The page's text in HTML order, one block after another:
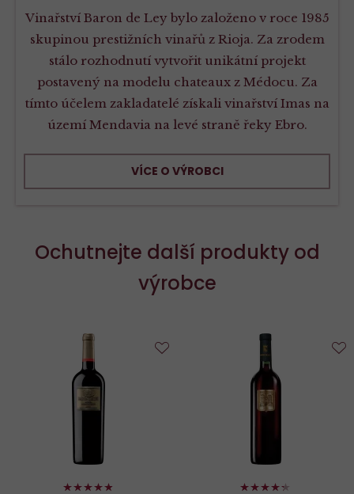
Vinařství Baron de Ley bylo založeno v roce 1985
skupinou prestižních vinařů z Rioja. Za zrodem
stálo rozhodnutí vytvořit unikátní projekt
postavený na modelu chateaux z Médocu. Za
tímto účelem zakladatelé získali vinařství Imas na
území Mendavia na levé straně řeky Ebro.
VÍCE O VÝROBCI
Ochutnejte další produkty od
výrobce
96% 86%